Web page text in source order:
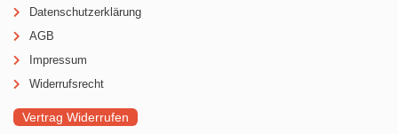
Datenschutzerklärung
AGB
Impressum
Widerrufsrecht
Vertrag Widerrufen